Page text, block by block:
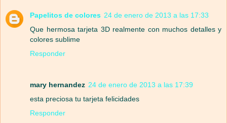
Papelitos de colores 24 de enero de 2013 a las 17:33
Que hermosa tarjeta 3D realmente con muchos detalles y
colores sublime
Responder
mary hernandez 24 de enero de 2013 a las 17:39
esta preciosa tu tarjeta felicidades
Responder